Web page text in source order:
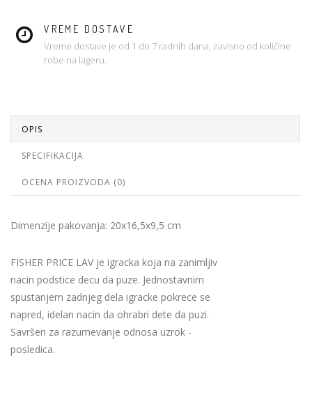
VREME DOSTAVE
Vreme dostave je od 1 do 7 radnih dana, zavisno od količine
robe na lageru.
OPIS
SPECIFIKACIJA
OCENA PROIZVODA (0)
Dimenzije pakovanja: 20x16,5x9,5 cm
FISHER PRICE LAV je igracka koja na zanimljiv
nacin podstice decu da puze. Jednostavnim
spustanjem zadnjeg dela igracke pokrece se
napred, idelan nacin da ohrabri dete da puzi.
Savršen za razumevanje odnosa uzrok -
posledica.